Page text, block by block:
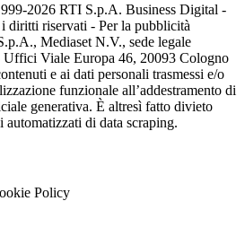
2026 RTI S.p.A. Business Digital -
diritti riservati - Per la pubblicità
Mediaset N.V., sede legale
Uffici Viale Europa 46, 20093 Cologno
e ai dati personali trasmessi e/o
funzionale all’addestramento di
generativa. È altresì fatto divieto
automatizzati di data scraping.
Policy